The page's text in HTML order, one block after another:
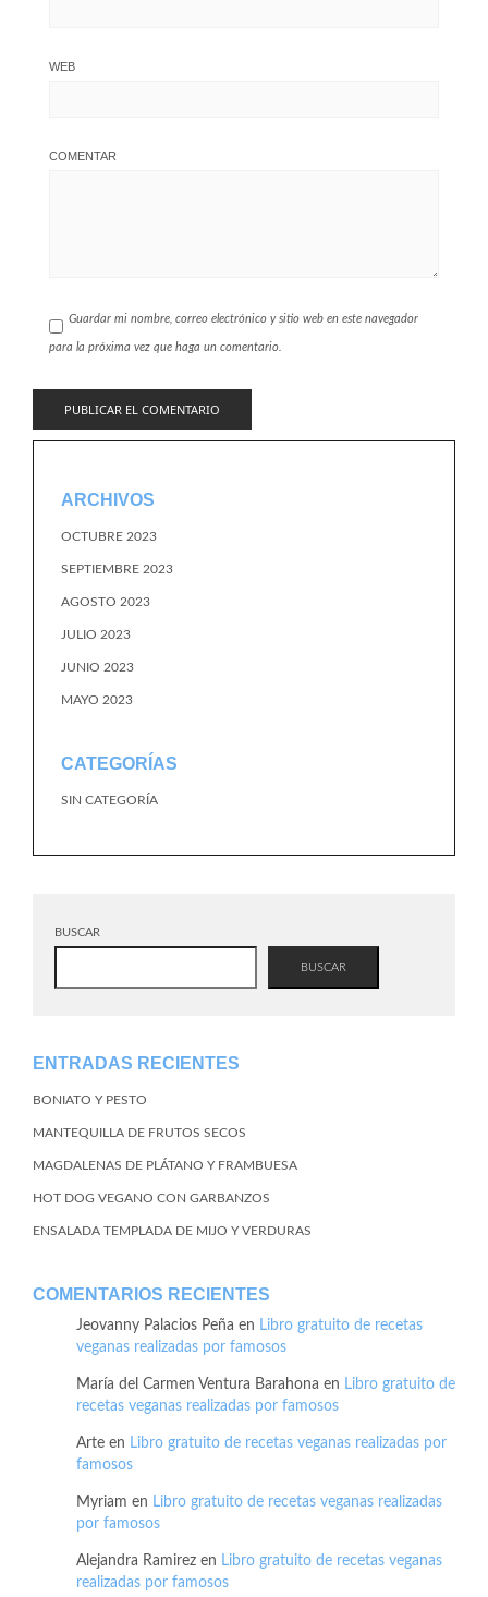
WEB
COMENTAR
Guardar mi nombre, correo electrónico y sitio web en este navegador
para la próxima vez que haga un comentario.
ARCHIVOS
OCTUBRE 2023
SEPTIEMBRE 2023
AGOSTO 2023
JULIO 2023
JUNIO 2023
MAYO 2023
CATEGORÍAS
SIN CATEGORÍA
BUSCAR
BUSCAR
ENTRADAS RECIENTES
BONIATO Y PESTO
MANTEQUILLA DE FRUTOS SECOS
MAGDALENAS DE PLÁTANO Y FRAMBUESA
HOT DOG VEGANO CON GARBANZOS
ENSALADA TEMPLADA DE MIJO Y VERDURAS
COMENTARIOS RECIENTES
Jeovanny Palacios Peña en Libro gratuito de recetas
veganas realizadas por famosos
María del Carmen Ventura Barahona en Libro gratuito de
recetas veganas realizadas por famosos
Arte en Libro gratuito de recetas veganas realizadas por
famosos
Myriam en Libro gratuito de recetas veganas realizadas
por famosos
Alejandra Ramirez en Libro gratuito de recetas veganas
realizadas por famosos